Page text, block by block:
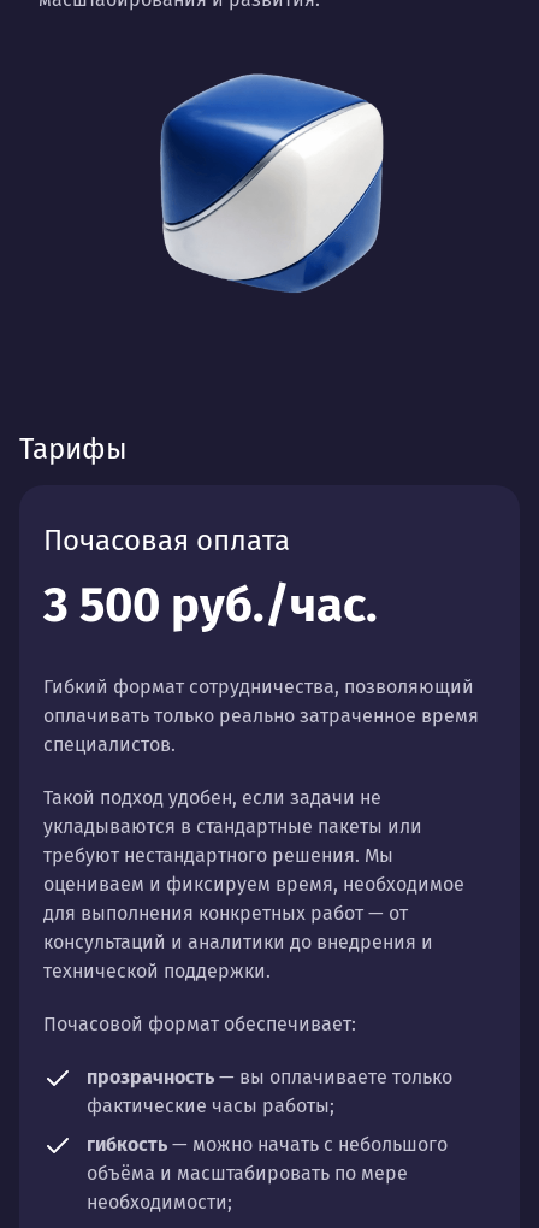
Тарифы
Почасовая оплата
3 500 руб./час.
Гибкий формат сотрудничества, позволяющий
оплачивать только реально затраченное время
специалистов.
Такой подход удобен, если задачи не
укладываются в стандартные пакеты или
требуют нестандартного решения. Мы
оцениваем и фиксируем время, необходимое
для выполнения конкретных работ — от
консультаций и аналитики до внедрения и
технической поддержки.
Почасовой формат обеспечивает:
прозрачность — вы оплачиваете только
фактические часы работы;
гибкость — можно начать с небольшого
объёма и масштабировать по мере
необходимости;